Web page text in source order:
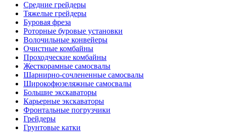
Средние грейдеры
Тяжелые грейдеры
Буровая фреза
Роторные буровые установки
Волочильные конвейеры
Очистные комбайны
Проходческие комбайны
Жесткорамные самосвалы
Шарнирно-сочлененные самосвалы
Широкофюзеляжные самосвалы
Большие экскаваторы
Карьерные экскаваторы
Фронтальные погрузчики
Грейдеры
Грунтовые катки